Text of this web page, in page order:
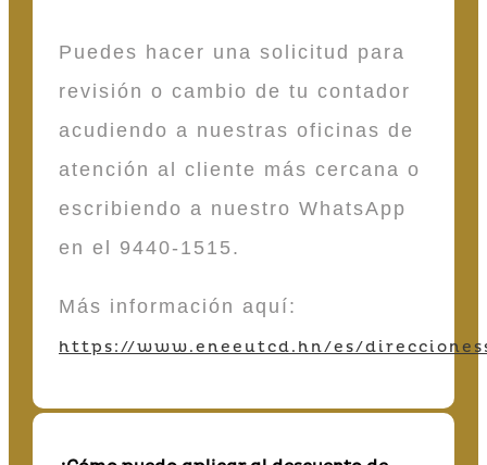
Puedes hacer una solicitud para
revisión o cambio de tu contador
acudiendo a nuestras oficinas de
atención al cliente más cercana o
escribiendo a nuestro WhatsApp
en el 9440-1515.
Más información aquí:
https://www.eneeutcd.hn/es/